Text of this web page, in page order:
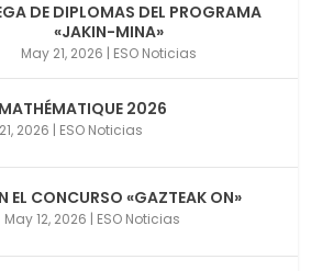
DE DIPLOMAS DEL PROGRAMA
«JAKIN-MINA»
May 21, 2026 | ESO Noticias
MATHÉMATIQUE 2026
2026 | ESO Noticias
EL CONCURSO «GAZTEAK ON»
May 12, 2026 | ESO Noticias